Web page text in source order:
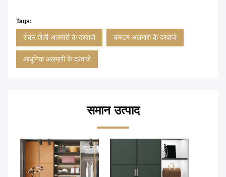
Tags:
शेकर शैली अलमारी के दरवाजे कस्टम अलमारी के दरवाजे
आधुनिक अलमारी के दरवाजे
समान उत्पाद